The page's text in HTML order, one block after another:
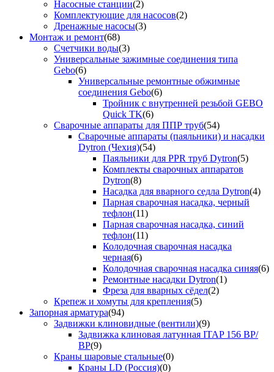
Насосные станции(2)
Комплектующие для насосов(2)
Дренажные насосы(3)
Монтаж и ремонт(68)
Счетчики воды(3)
Универсальные зажимные соединения типа
Gebo(6)
Универсальные ремонтные обжимные
соединения Gebo(6)
Тройник с внутренней резьбой GEBO
Quick TK(6)
Сварочные аппараты для ППР труб(54)
Сварочные аппараты (паяльники) и насадки
Dytron (Чехия)(54)
Паяльники для PPR труб Dytron(5)
Комплекты сварочных аппаратов
Dytron(8)
Насадка для вварного седла Dytron(4)
Парная сварочная насадка, черный
тефлон(11)
Парная сварочная насадка, синий
тефлон(11)
Колодочная сварочная насадка
черная(6)
Колодочная сварочная насадка синяя(6)
Ремонтные насадки Dytron(1)
Фреза для вварных сёдел(2)
Крепеж и хомуты для крепления(5)
Запорная арматура(94)
Задвижки клиновидные (вентили)(9)
Задвижка клиновая латунная ITAP 156 ВР/
ВР(9)
Краны шаровые стальные(0)
Краны LD (Россия)(0)